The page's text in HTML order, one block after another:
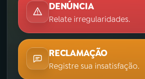
DENÚNCIA
Relate irregularidades.
RECLAMAÇÃO
Registre sua insatisfação.